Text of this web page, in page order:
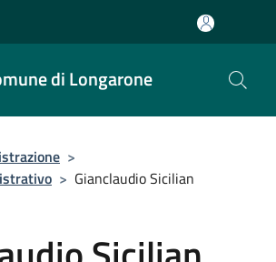
di Longarone
>
> Gianclaudio Sicilian